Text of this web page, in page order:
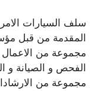
سلف السيارات
المقدمة من قبل
مجموعة من الاعمال
الفحص و الصيانة و
مجموعة من